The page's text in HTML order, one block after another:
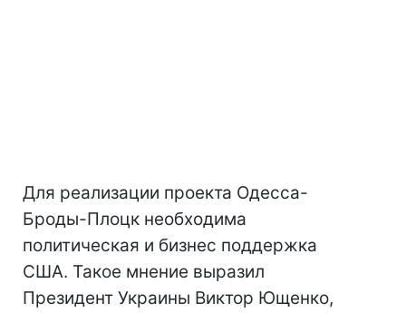
Для реализации проекта Одесса-
Броды-Плоцк необходима
политическая и бизнес поддержка
США. Такое мнение выразил
Президент Украины Виктор Ющенко,